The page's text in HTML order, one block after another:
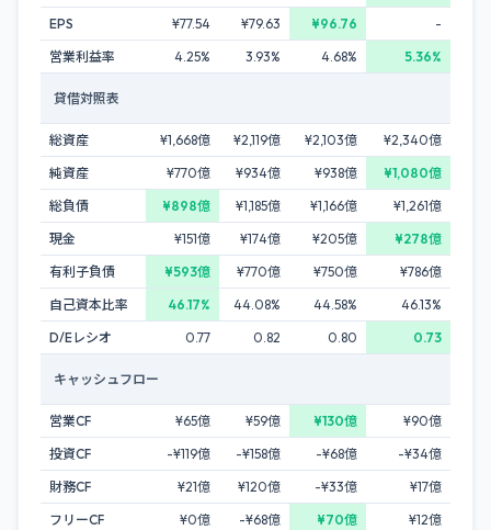
EPS
¥77.54 ¥79.63 ¥96.76
-
営業利益率
4.25% 3.93% 4.68% 5.36%
貸借対照表
総資産 ¥1,668億 ¥2,119億 ¥2,103億
¥2,340億
純資産
¥770億 ¥934億 ¥938億
¥1,080億
総負債
¥898億 ¥1,185億 ¥1,166億
¥1,261億
現金
¥151億 ¥174億 ¥205億
¥278億
有利子負債
¥593億 ¥770億 ¥750億
¥786億
自己資本比率
46.17% 44.08% 44.58%
46.13%
D/Eレシオ
0.77 0.82 0.80 0.73
キャッシュフロー
営業CF ¥65億 ¥59億 ¥130億
¥90億
投資CF
-¥119億 -¥158億 -¥68億
-¥34億
財務CF
¥21億 ¥120億 -¥33億
¥17億
フリーCF
¥0億 -¥68億 ¥70億 ¥12億